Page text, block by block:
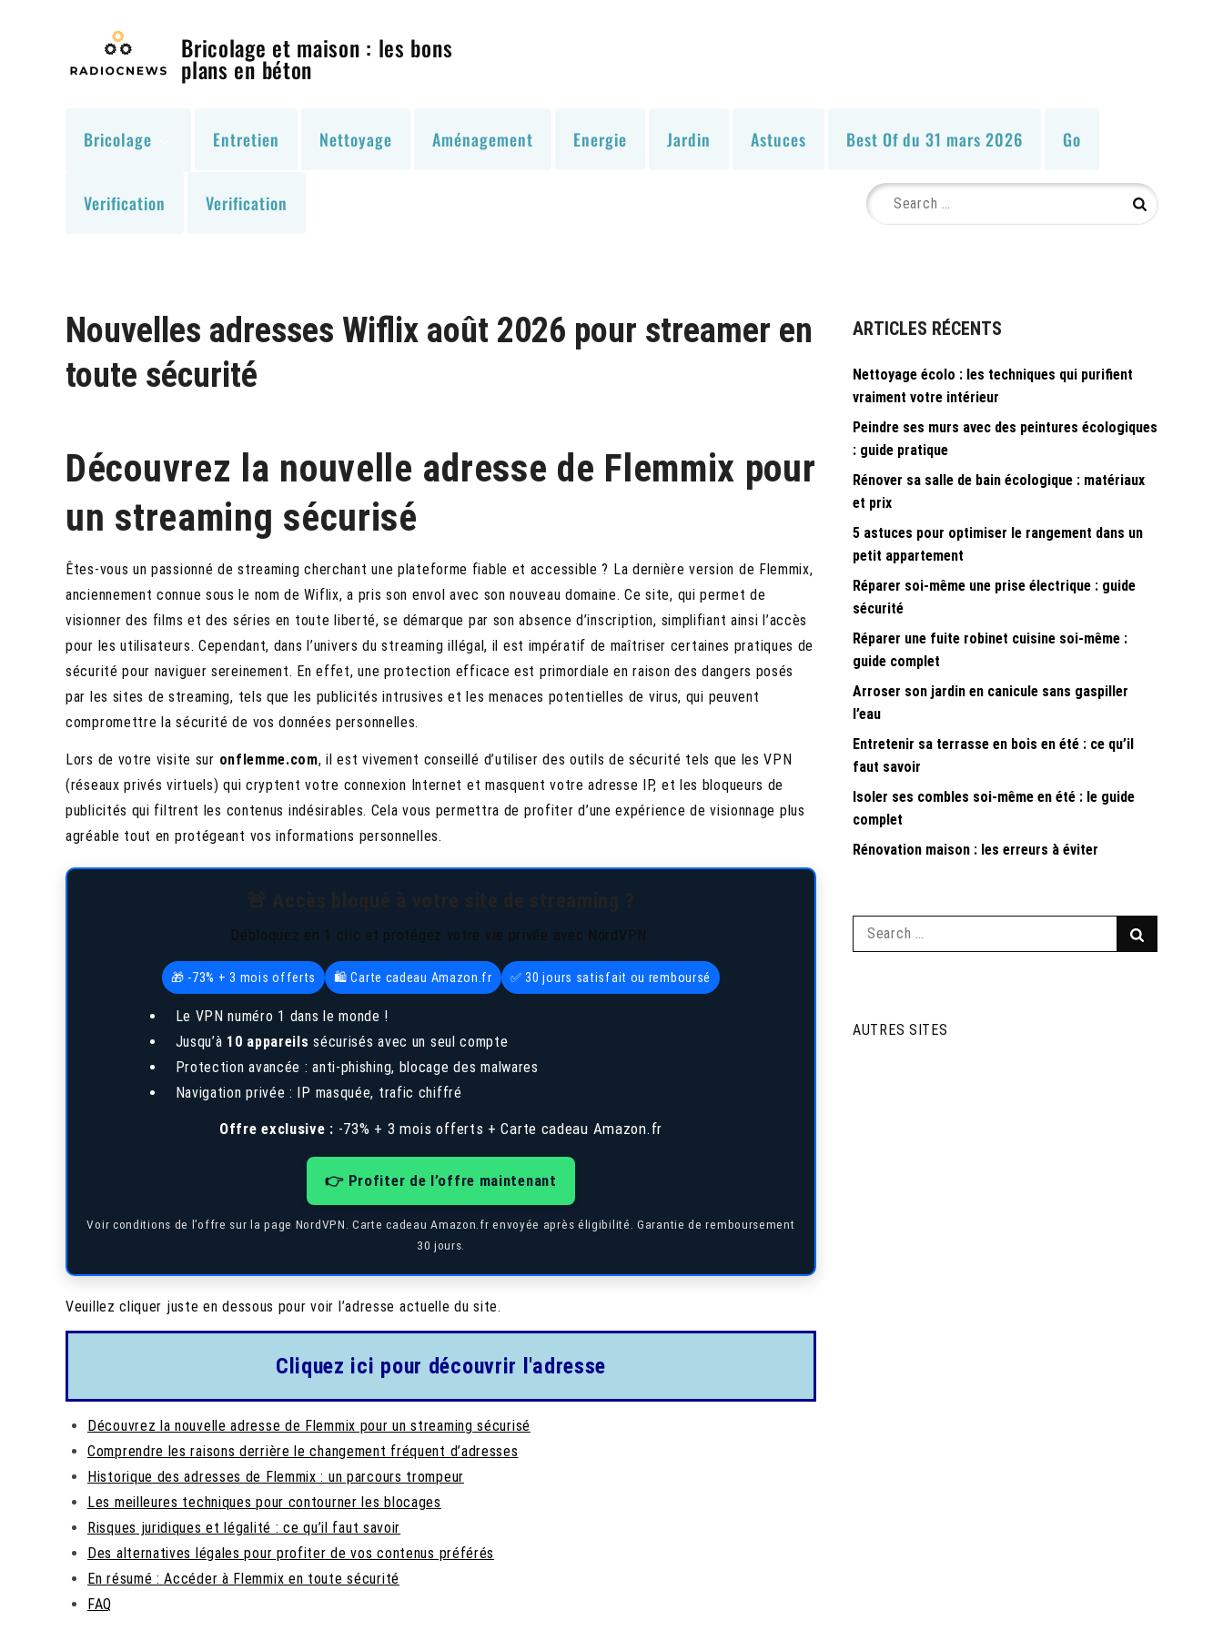
Bricolage et maison : les bons
plans en béton
Bricolage Entretien Nettoyage Aménagement Energie Jardin Astuces Best Of du 31 mars 2026 Go
Verification Verification
Search
for:
Search
Nouvelles adresses Wiflix août 2026 pour streamer en
toute sécurité
Découvrez la nouvelle adresse de Flemmix pour
un streaming sécurisé
Êtes-vous un passionné de streaming cherchant une plateforme fiable et accessible ? La dernière version de Flemmix,
anciennement connue sous le nom de Wiflix, a pris son envol avec son nouveau domaine. Ce site, qui permet de
visionner des films et des séries en toute liberté, se démarque par son absence d’inscription, simplifiant ainsi l’accès
pour les utilisateurs. Cependant, dans l’univers du streaming illégal, il est impératif de maîtriser certaines pratiques de
sécurité pour naviguer sereinement. En effet, une protection efficace est primordiale en raison des dangers posés
par les sites de streaming, tels que les publicités intrusives et les menaces potentielles de virus, qui peuvent
compromettre la sécurité de vos données personnelles.
Lors de votre visite sur onflemme.com, il est vivement conseillé d’utiliser des outils de sécurité tels que les VPN
(réseaux privés virtuels) qui cryptent votre connexion Internet et masquent votre adresse IP, et les bloqueurs de
publicités qui filtrent les contenus indésirables. Cela vous permettra de profiter d’une expérience de visionnage plus
agréable tout en protégeant vos informations personnelles.
Débloquez en 1 clic et protégez votre vie privée avec NordVPN.
🎁 -73% + 3 mois offerts 🛍️ Carte cadeau Amazon.fr ✅ 30 jours satisfait ou remboursé
Le VPN numéro 1 dans le monde !
Jusqu’à 10 appareils sécurisés avec un seul compte
Protection avancée : anti-phishing, blocage des malwares
Navigation privée : IP masquée, trafic chiffré
Offre exclusive : -73% + 3 mois offerts + Carte cadeau Amazon.fr
👉 Profiter de l’offre maintenant
Voir conditions de l’offre sur la page NordVPN. Carte cadeau Amazon.fr envoyée après éligibilité. Garantie de remboursement
30 jours.
Veuillez cliquer juste en dessous pour voir l’adresse actuelle du site.
Cliquez ici pour découvrir l'adresse
Découvrez la nouvelle adresse de Flemmix pour un streaming sécurisé
Comprendre les raisons derrière le changement fréquent d’adresses
Historique des adresses de Flemmix : un parcours trompeur
Les meilleures techniques pour contourner les blocages
Risques juridiques et légalité : ce qu’il faut savoir
Des alternatives légales pour profiter de vos contenus préférés
En résumé : Accéder à Flemmix en toute sécurité
FAQ
ARTICLES RÉCENTS
Nettoyage écolo : les techniques qui purifient
vraiment votre intérieur
Peindre ses murs avec des peintures écologiques
: guide pratique
Rénover sa salle de bain écologique : matériaux
et prix
5 astuces pour optimiser le rangement dans un
petit appartement
Réparer soi-même une prise électrique : guide
sécurité
Réparer une fuite robinet cuisine soi-même :
guide complet
Arroser son jardin en canicule sans gaspiller
l’eau
Entretenir sa terrasse en bois en été : ce qu’il
faut savoir
Isoler ses combles soi-même en été : le guide
complet
Rénovation maison : les erreurs à éviter
Search
AUTRES SITES